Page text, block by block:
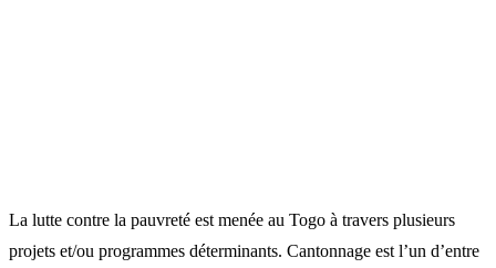
La lutte contre la pauvreté est menée au Togo à travers plusieurs
projets et/ou programmes déterminants. Cantonnage est l’un d’entre